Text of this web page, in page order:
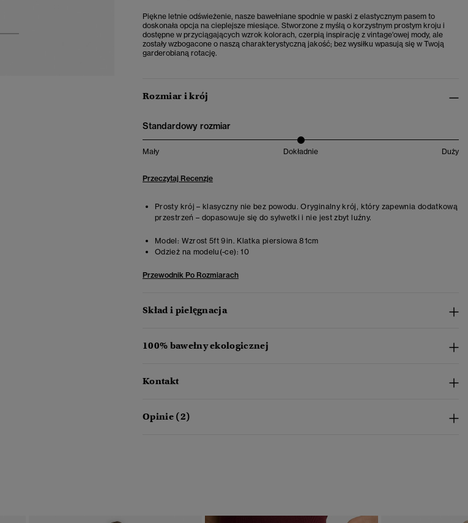
Piękne letnie odświeżenie, nasze bawełniane spodnie w paski z elastycznym pasem to
doskonała opcja na cieplejsze miesiące. Stworzone z myślą o korzystnym prostym kroju i
dostępne w przyciągających wzrok kolorach, czerpią inspirację z vintage'owej mody, ale
zostały wzbogacone o naszą charakterystyczną jakość; bez wysiłku wpasują się w Twoją
garderobianą rotację.
Rozmiar i krój
Standardowy rozmiar
Mały Dokładnie Duży
Przeczytaj Recenzje
Prosty krój – klasyczny nie bez powodu. Oryginalny krój, który zapewnia dodatkową
przestrzeń – dopasowuje się do sylwetki i nie jest zbyt luźny.
Model: Wzrost 5ft 9in. Klatka piersiowa 81cm
Odzież na modelu(-ce): 10
Przewodnik Po Rozmiarach
Skład i pielęgnacja
100% bawełny ekologicznej
Kontakt
Opinie (2)